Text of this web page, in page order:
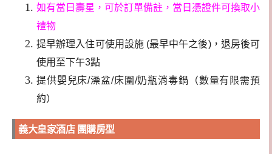
如有當日壽星，可於訂單備註，當日憑證件可換取小
禮物
提早辦理入住可使用設施 (最早中午之後)，退房後可
使用至下午3點
提供嬰兒床/澡盆/床圍/奶瓶消毒鍋（數量有限需預
約）
義大皇家酒店 團購房型